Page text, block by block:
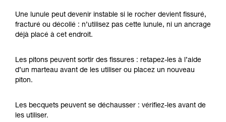
Une lunule peut devenir instable si le rocher devient fissuré,
fracturé ou décollé : n’utilisez pas cette lunule, ni un ancrage
déjà placé à cet endroit.
Les pitons peuvent sortir des fissures : retapez-les à l’aide
d’un marteau avant de les utiliser ou placez un nouveau
piton.
Les becquets peuvent se déchausser : vérifiez-les avant de
les utiliser.